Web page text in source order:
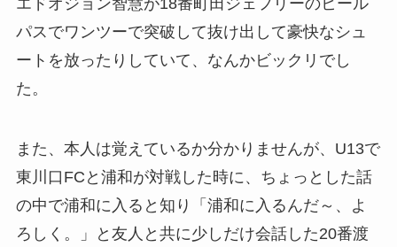
パスでワンツーで突破して抜け出して豪快なシュ
ートを放ったりしていて、なんかビックリでし
た。
また、本人は覚えているか分かりませんが、U13で
東川口FCと浦和が対戦した時に、ちょっとした話
の中で浦和に入ると知り「浦和に入るんだ～、よ
ろしく。」と友人と共に少しだけ会話した20番渡